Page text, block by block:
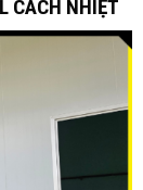
CÁCH NHIỆT